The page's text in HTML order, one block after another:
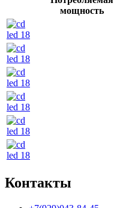
мощность
Контакты